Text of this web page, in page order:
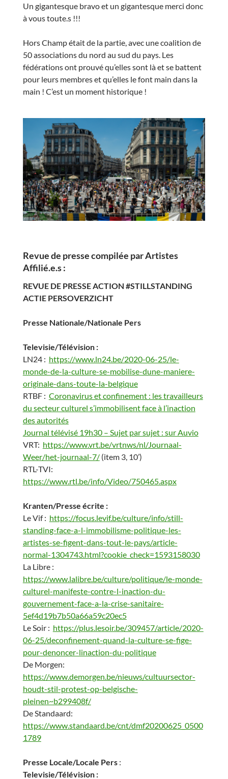
Un gigantesque bravo et un gigantesque merci donc
à vous toute.s !!!
Hors Champ était de la partie, avec une coalition de
50 associations du nord au sud du pays. Les
fédérations ont prouvé qu’elles sont là et se battent
pour leurs membres et qu’elles le font main dans la
main ! C’est un moment historique !
Revue de presse compilée par Artistes
Affilié.e.s :
REVUE DE PRESSE ACTION #STILLSTANDING
ACTIE PERSOVERZICHT
Presse Nationale/Nationale Pers
Televisie/Télévision :
LN24 : https://www.ln24.be/2020-06-25/le-
monde-de-la-culture-se-mobilise-dune-maniere-
originale-dans-toute-la-belgique
RTBF : Coronavirus et confinement : les travailleurs
du secteur culturel s’immobilisent face à l’inaction
des autorités
Journal télévisé 19h30 – Sujet par sujet : sur Auvio
VRT: https://www.vrt.be/vrtnws/nl/Journaal-
Weer/het-journaal-7/(item 3, 10’)
RTL-TVI:
https://www.rtl.be/info/Video/750465.aspx
Kranten/Presse écrite :
Le Vif : https://focus.levif.be/culture/info/still-
standing-face-a-l-immobilisme-politique-les-
artistes-se-figent-dans-tout-le-pays/article-
normal-1304743.html?cookie_check=1593158030
La Libre :
https://www.lalibre.be/culture/politique/le-monde-
culturel-manifeste-contre-l-inaction-du-
gouvernement-face-a-la-crise-sanitaire-
5ef4d19b7b50a66a59c20ec5
Le Soir : https://plus.lesoir.be/309457/article/2020-
06-25/deconfinement-quand-la-culture-se-fige-
pour-denoncer-linaction-du-politique
De Morgen:
https://www.demorgen.be/nieuws/cultuursector-
houdt-stil-protest-op-belgische-
pleinen~b299408f/
De Standaard:
https://www.standaard.be/cnt/dmf20200625_0500
1789
Presse Locale/Locale Pers:
Televisie/Télévision :